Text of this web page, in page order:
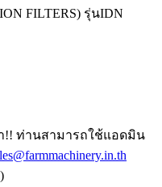
FILTERS) รุ่นIDN
!! ท่านสามารถใช้แอดมิน